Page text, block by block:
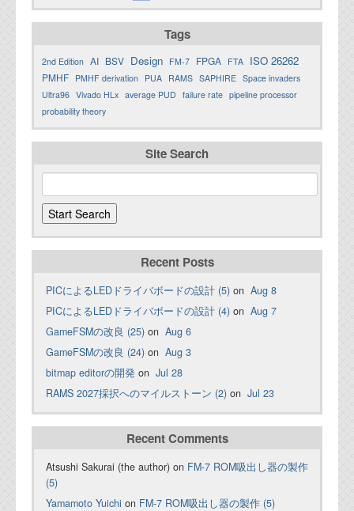
Tags
2nd Edition AI BSV Design FM-7 FPGA FTA ISO 26262
PMHF PMHF derivation PUA RAMS SAPHIRE Space invaders
Ultra96 Vivado HLx average PUD failure rate pipeline processor
probability theory
Site Search
Recent Posts
PICによるLEDドライバボードの設計 (5) on Aug 8
PICによるLEDドライバボードの設計 (4) on Aug 7
GameFSMの改良 (25) on Aug 6
GameFSMの改良 (24) on Aug 3
bitmap editorの開発 on Jul 28
RAMS 2027採択へのマイルストーン (2) on Jul 23
Recent Comments
Atsushi Sakurai (the author) on FM-7 ROM吸出し器の製作
(5)
Yamamoto Yuichi on FM-7 ROM吸出し器の製作 (5)